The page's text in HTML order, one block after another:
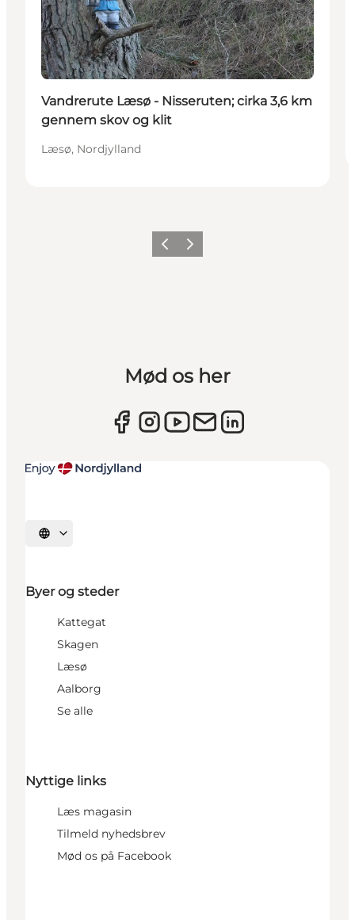
Vandrerute Læsø - Nisseruten; cirka 3,6 km
gennem skov og klit
Læsø, Nordjylland
ForrigeNæste
Mød os her
Vælg sprog
Byer og steder
Kattegat
Skagen
Læsø
Aalborg
Se alle
Nyttige links
Læs magasin
Tilmeld nyhedsbrev
Mød os på Facebook